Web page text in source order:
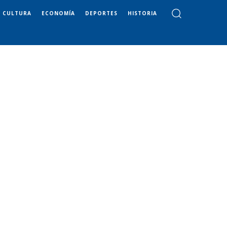
CULTURA ECONOMÍA DEPORTES HISTORIA